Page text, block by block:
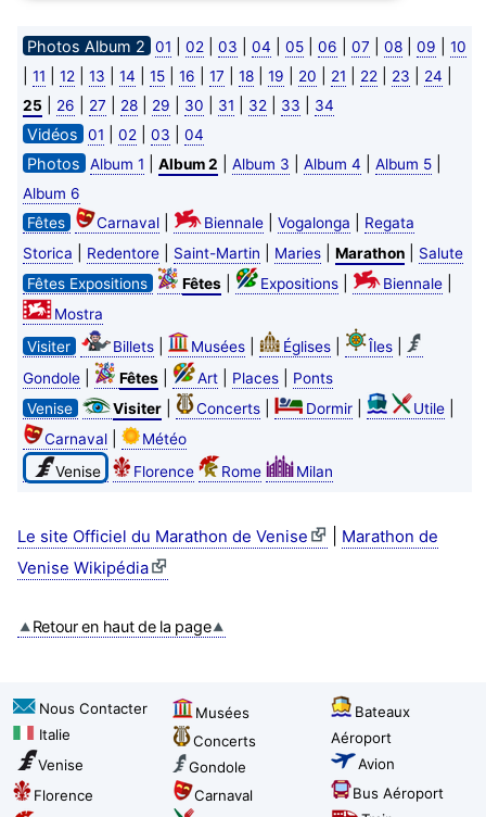
Photos Album 2 01 02 03 04 05| 06 07 08| 09 10
11 12 13 14 15| 16 17 18| 19 20 21 22 23 24
25 26 27 28| 29 30 31 32 33 34
Vidéos 01 02 03 04
Photos Album 1 Album 2 Album 3 Album 4 Album 5|
Album 6
Fêtes
Carnaval| Biennale| Vogalonga
Regata
Storica
Redentore| Saint-Martin Maries| Marathon|
Salute
Fêtes Expositions
Fêtes| Expositions| Biennale|
Mostra
Visiter
Billets| Musées| Églises| Îles|
Gondole| Fêtes| Art| Places|
Ponts
Venise
Visiter| Concerts| Dormir| Utile|
Carnaval|
Météo
Venise
Florence Rome Milan
Le site Officiel du Marathon de Venise
Marathon de
Venise Wikipédia
Retour en haut de la page
Nous Contacter
Italie
Venise
Florence
Musées
Concerts
Gondole
Carnaval
Bateaux
Aéroport
Avion
Bus Aéroport